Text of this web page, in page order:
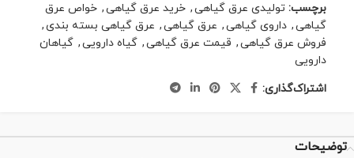
برچسب: تولیدی عرق گیاهی, خرید عرق گیاهی, خواص عرق
گیاهی, داروی گیاهی, عرق گیاهی, عرق گیاهی بسته بندی,
فروش عرق گیاهی, قیمت عرق گیاهی, گیاه دارویی, گیاهان
دارویی
اشتراک‌گذاری:
توضیحات